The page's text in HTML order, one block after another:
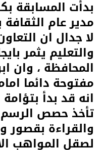
بدأت المسابقة
مدير عام
لا جدال ان
والتعليم يثمر
المحافظة ، وان
مفتوحة دائما
انه قد بدأ
تأخذ حصص
والقراءة بقصور
لصقل المواهب